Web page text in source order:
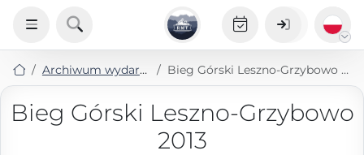
Archiwum wydarzeń Bieg Górski Leszno-Grzybowo 2013
Bieg Górski Leszno-Grzybowo
2013